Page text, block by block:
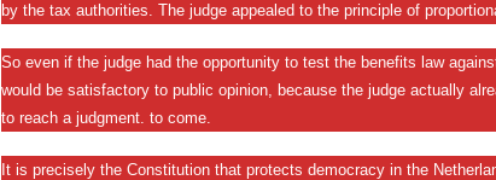
by the tax authorities. The judge appealed to the principle of
So even if the judge had the opportunity to test the benefits law
would be satisfactory to public opinion, because the judge actually
to reach a judgment. to come.
It is precisely the Constitution that protects democracy in the